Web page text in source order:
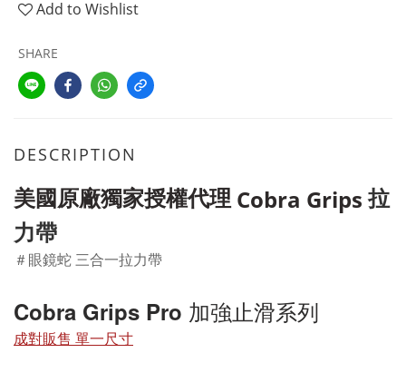
Add to Wishlist
SHARE
DESCRIPTION
美國原廠獨家授權代理 Cobra Grips拉
力帶
＃眼鏡蛇 三合一拉力帶
Cobra Grips Pro 加強止滑系列
成對販售 單一尺寸